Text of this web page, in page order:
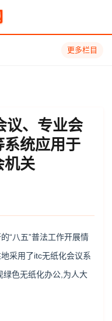
更多栏目
议、专业会
系统应用于
机关
“八五”普法工作开展情
采用了itc无纸化会议系
绿色无纸化办公,为人大